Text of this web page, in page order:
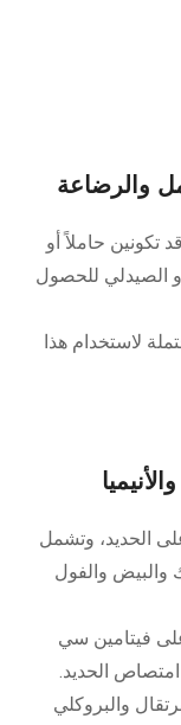
والرضاعة
تكونين حاملاً أو
الصيدلي للحصول
لاستخدام هذا
الحديد، وتشمل
والبيض والفول
فيتامين سي
الحديد.
والبروكلي